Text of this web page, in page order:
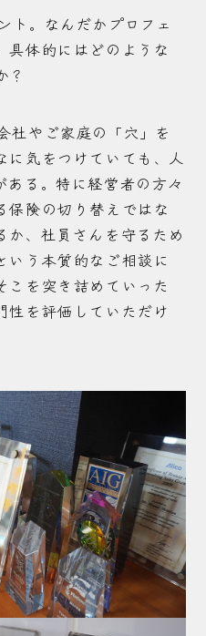
ト。なんだかプロフェ
具体的にはどのような
？
社やご家庭の「穴」を
に気をつけていても、人
る。特に経営者の方々
保険の切り替えではな
か、社員さんを守るため
いう本質的なご相談に
こを突き詰めていった
性を評価していただけ